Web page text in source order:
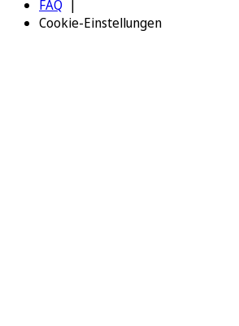
FAQ
Cookie-Einstellungen